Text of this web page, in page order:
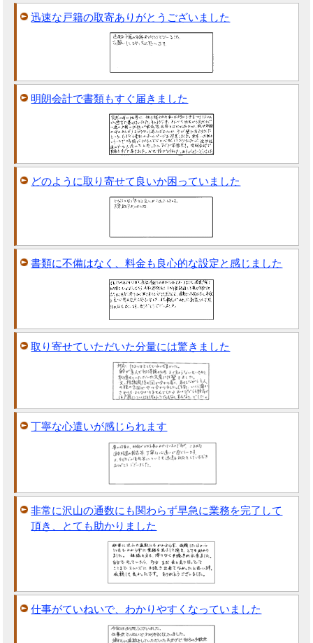
迅速な戸籍の取寄ありがとうございました
明朗会計で書類もすぐ届きました
どのように取り寄せて良いか困っていました
書類に不備はなく、料金も良心的な設定と感じました
取り寄せていただいた分量には驚きました
丁寧な心遣いが感じられます
非常に沢山の通数にも関わらず早急に業務を完了して
頂き、とても助かりました
仕事がていねいで、わかりやすくなっていました